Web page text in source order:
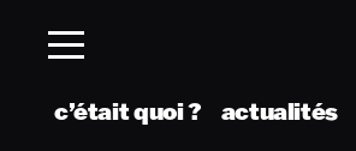
c’était quoi ? actualités